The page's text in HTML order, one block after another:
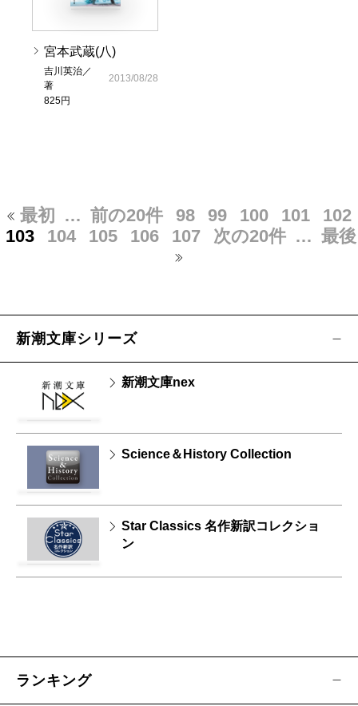
宮本武蔵(八)
吉川英治／
著
825円
2013/08/28
最初 … 前の20件 98 99 100 101
102
103
104 105 106 107 次の20件 … 最後
新潮文庫シリーズ
新潮文庫nex
Science＆History Collection
Star Classics 名作新訳コレクショ
ン
ランキング